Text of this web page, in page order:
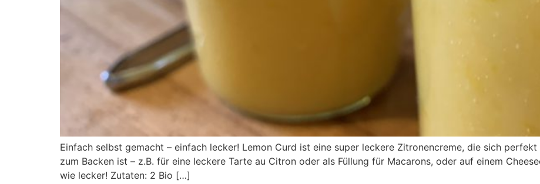
Einfach selbst gemacht – einfach lecker! Lemon Curd ist eine super leckere Zitronencreme, die sich
zum Backen ist – z.B. für eine leckere Tarte au Citron oder als Füllung für Macarons, oder auf einem
wie lecker! Zutaten: 2 Bio […]